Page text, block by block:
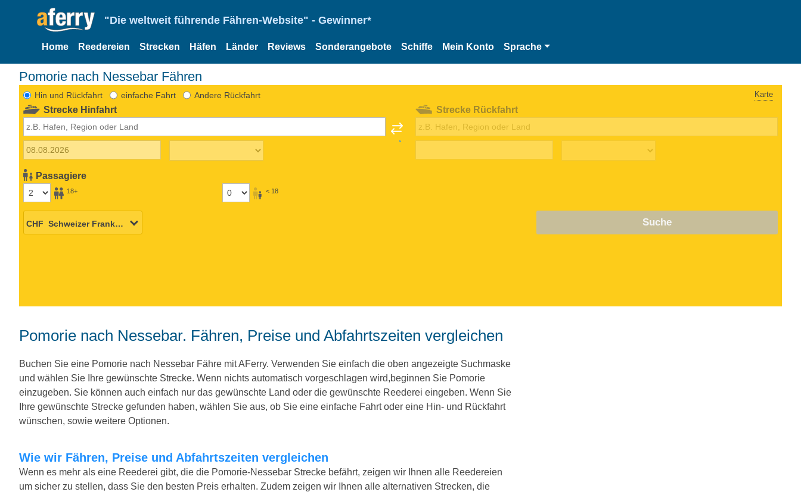
"Die weltweit führende Fähren-Website" - Gewinner*
Home Reedereien Strecken Häfen Länder Reviews Sonderangebote Schiffe Mein Konto Sprache
Pomorie nach Nessebar Fähren
Hin und Rückfahrt einfache Fahrt Andere Rückfahrt Karte
Strecke Hinfahrt
Passagiere
18+ < 18
Strecke Rückfahrt
Suche
Pomorie nach Nessebar. Fähren, Preise und Abfahrtszeiten vergleichen
Buchen Sie eine Pomorie nach Nessebar Fähre mit AFerry. Verwenden Sie einfach die oben angezeigte Suchmaske
und wählen Sie Ihre gewünschte Strecke. Wenn nichts automatisch vorgeschlagen wird,beginnen Sie Pomorie
einzugeben. Sie können auch einfach nur das gewünschte Land oder die gewünschte Reederei eingeben. Wenn Sie
Ihre gewünschte Strecke gefunden haben, wählen Sie aus, ob Sie eine einfache Fahrt oder eine Hin- und Rückfahrt
wünschen, sowie weitere Optionen.
Wie wir Fähren, Preise und Abfahrtszeiten vergleichen
Wenn es mehr als eine Reederei gibt, die die Pomorie-Nessebar Strecke befährt, zeigen wir Ihnen alle Reedereien
um sicher zu stellen, dass Sie den besten Preis erhalten. Zudem zeigen wir Ihnen alle alternativen Strecken, die